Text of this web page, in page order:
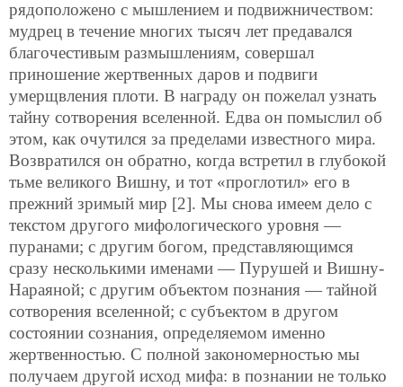
рядоположено с мышлением и подвижничеством:
мудрец в течение многих тысяч лет предавался
благочестивым размышлениям, совершал
приношение жертвенных даров и подвиги
умерщвления плоти. В награду он пожелал узнать
тайну сотворения вселенной. Едва он помыслил об
этом, как очутился за пределами известного мира.
Возвратился он обратно, когда встретил в глубокой
тьме великого Вишну, и тот «проглотил» его в
прежний зримый мир [2]. Мы снова имеем дело с
текстом другого мифологического уровня —
пуранами; с другим богом, представляющимся
сразу несколькими именами — Пурушей и Вишну-
Нараяной; с другим объектом познания — тайной
сотворения вселенной; с субъектом в другом
состоянии сознания, определяемом именно
жертвенностью. С полной закономерностью мы
получаем другой исход мифа: в познании не только